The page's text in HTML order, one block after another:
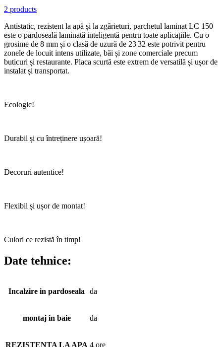
2 products
Antistatic, rezistent la apă și la zgârieturi, parchetul laminat LC 150
este o pardoseală laminată inteligentă pentru toate aplicațiile. Cu o
grosime de 8 mm și o clasă de uzură de 23|32 este potrivit pentru
zonele de locuit intens utilizate, băi și zone comerciale precum
buticuri și restaurante. Placa scurtă este extrem de versatilă și ușor de
instalat și transportat.
Ecologic!
Durabil și cu întreținere ușoară!
Decoruri autentice!
Flexibil și ușor de montat!
Culori ce rezistă în timp!
Date tehnice:
Incalzire in pardoseala da
montaj in baie da
REZISTENTA LA APA 4 ore